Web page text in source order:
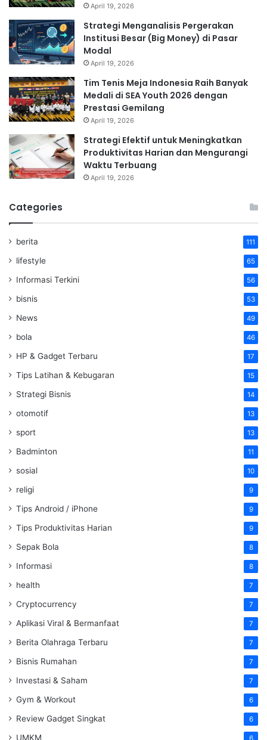
April 19, 2026
Strategi Menganalisis Pergerakan
Institusi Besar (Big Money) di Pasar
Modal
April 19, 2026
Tim Tenis Meja Indonesia Raih Banyak
Medali di SEA Youth 2026 dengan
Prestasi Gemilang
April 19, 2026
Strategi Efektif untuk Meningkatkan
Produktivitas Harian dan Mengurangi
Waktu Terbuang
April 19, 2026
Categories
berita 111
lifestyle 65
Informasi Terkini 56
bisnis 53
News 49
bola 46
HP & Gadget Terbaru 17
Tips Latihan & Kebugaran 15
Strategi Bisnis 14
otomotif 13
sport 13
Badminton 11
sosial 10
religi 9
Tips Android / iPhone 9
Tips Produktivitas Harian 9
Sepak Bola 8
Informasi 8
health 7
Cryptocurrency 7
Aplikasi Viral & Bermanfaat 7
Berita Olahraga Terbaru 7
Bisnis Rumahan 7
Investasi & Saham 7
Gym & Workout 6
Review Gadget Singkat 6
UMKM 6